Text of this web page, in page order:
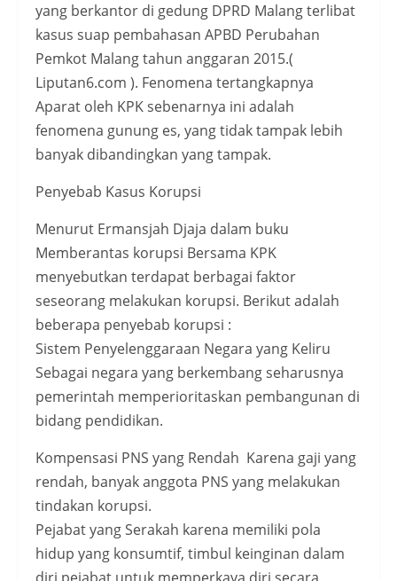
yang berkantor di gedung DPRD Malang terlibat
kasus suap pembahasan APBD Perubahan
Pemkot Malang tahun anggaran 2015.(
Liputan6.com ). Fenomena tertangkapnya
Aparat oleh KPK sebenarnya ini adalah
fenomena gunung es, yang tidak tampak lebih
banyak dibandingkan yang tampak.
Penyebab Kasus Korupsi
Menurut Ermansjah Djaja dalam buku
Memberantas korupsi Bersama KPK
menyebutkan terdapat berbagai faktor
seseorang melakukan korupsi. Berikut adalah
beberapa penyebab korupsi :
Sistem Penyelenggaraan Negara yang Keliru
Sebagai negara yang berkembang seharusnya
pemerintah memperioritaskan pembangunan di
bidang pendidikan.
Kompensasi PNS yang Rendah Karena gaji yang
rendah, banyak anggota PNS yang melakukan
tindakan korupsi.
Pejabat yang Serakah karena memiliki pola
hidup yang konsumtif, timbul keinginan dalam